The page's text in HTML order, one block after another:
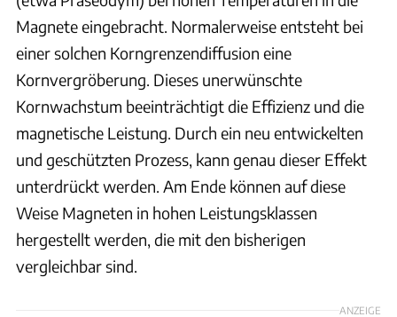
Magnete eingebracht. Normalerweise entsteht bei
einer solchen Korngrenzendiffusion eine
Kornvergröberung. Dieses unerwünschte
Kornwachstum beeinträchtigt die Effizienz und die
magnetische Leistung. Durch ein neu entwickelten
und geschützten Prozess, kann genau dieser Effekt
unterdrückt werden. Am Ende können auf diese
Weise Magneten in hohen Leistungsklassen
hergestellt werden, die mit den bisherigen
vergleichbar sind.
ANZEIGE